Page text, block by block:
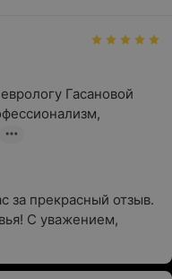
Гасановой
за прекрасный отзыв.
С уважением,